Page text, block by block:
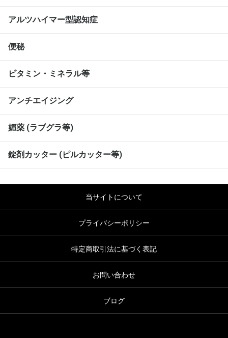
アルツハイマー型認知症
便秘
ビタミン・ミネラル等
アンチエイジング
媚薬 (ラブグラ等)
錠剤カッター (ピルカッター等)
当サイトについて
プライバシーポリシー
特定商取引法に基づく表記
お問い合わせ
ブログ